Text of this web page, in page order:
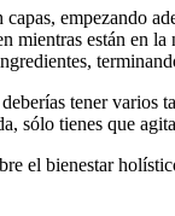
empezando
mientras están en
tener varios
sólo tienes que
el bienestar